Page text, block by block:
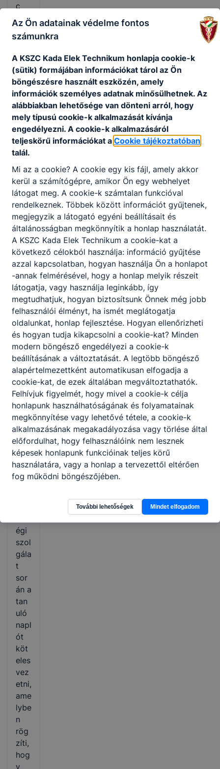
c
köz
öss
égi
szol
gála
ti
időt
kell
érte
ni
azz
al,
hog
y a
hely
szín
re
uta
zás
és a
hely
szín
ről
haz
aut
azá
s
idej
e
nem
szá
mít
hat
ó
be
a
telje
síté
sbe.
(7)
égi
szol
gála
t
sor
án a
tan
uló
napl
ót
köt
eles
vez
etni,
ame
lybe
n
rög
zíti,
hog
y
Az Ön adatainak védelme fontos
számunkra
A KSZC Kada Elek Technikum honlapja cookie-k
(sütik) formájában információkat tárol az Ön
böngészésre használt eszközén, amely
információk személyes adatnak minősülhetnek. Az
alábbiakban lehetősége van dönteni arról, hogy
mely típusú cookie-k alkalmazását kívánja
engedélyezni. A cookie-k alkalmazásáról
teljeskörű információkat a Cookie tájékoztatóban
talál.
Mi az a cookie? A cookie egy kis fájl, amely akkor
kerül a számítógépre, amikor Ön egy webhelyet
látogat meg. A cookie-k számtalan funkcióval
rendelkeznek. Többek között információt gyűjtenek,
megjegyzik a látogató egyéni beállításait és
általánosságban megkönnyítik a honlap használatát.
A KSZC Kada Elek Technikum a cookie-kat a
következő célokból használja: információ gyűjtése
azzal kapcsolatban, hogyan használja Ön a honlapot
-annak felmérésével, hogy a honlap melyik részeit
látogatja, vagy használja leginkább, így
megtudhatjuk, hogyan biztosítsunk Önnek még jobb
felhasználói élményt, ha ismét meglátogatja
oldalunkat, honlap fejlesztése. Hogyan ellenőrizheti
és hogyan tudja kikapcsolni a cookie-kat? Minden
modern böngésző engedélyezi a cookie-k
beállításának a változtatását. A legtöbb böngésző
alapértelmezettként automatikusan elfogadja a
cookie-kat, de ezek általában megváltoztathatók.
Felhívjuk figyelmét, hogy mivel a cookie-k célja
honlapunk használhatóságának és folyamatainak
megkönnyítése vagy lehetővé tétele, a cookie-k
alkalmazásának megakadályozása vagy törlése által
előfordulhat, hogy felhasználóink nem lesznek
képesek honlapunk funkcióinak teljes körű
használatára, vagy a honlap a tervezettől eltérően
fog működni böngészőjében.
További lehetőségek Mindet elfogadom